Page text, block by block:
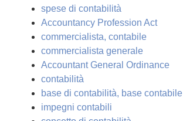
spese di contabilità
Accountancy Profession Act
commercialista, contabile
commercialista generale
Accountant General Ordinance
contabilità
base di contabilità, base contabile
impegni contabili